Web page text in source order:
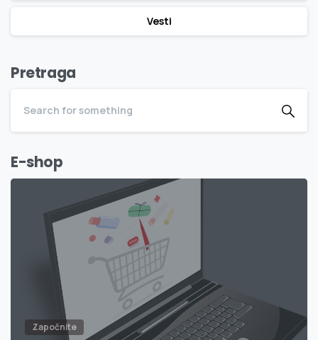
Vesti
Pretraga
E-shop
Započnite